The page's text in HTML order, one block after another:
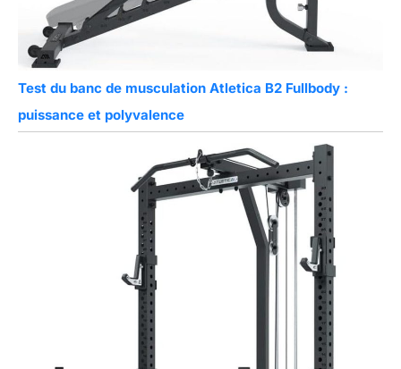
Test du banc de musculation Atletica B2 Fullbody :
puissance et polyvalence